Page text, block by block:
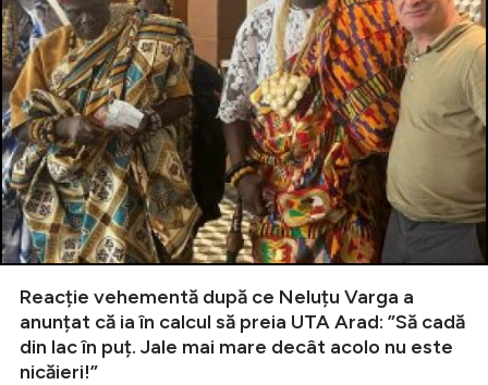
Reacție vehementă după ce Neluțu Varga a
anunțat că ia în calcul să preia UTA Arad: ”Să cadă
din lac în puț. Jale mai mare decât acolo nu este
nicăieri!”